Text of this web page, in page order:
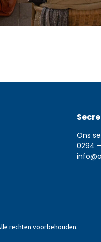
Ons
0294
rechten voorbehouden.